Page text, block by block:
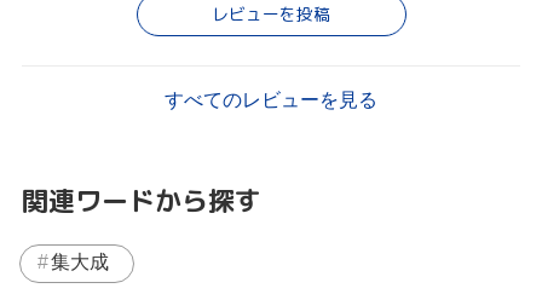
レビューを投稿
すべてのレビューを見る
関連ワードから探す
集大成